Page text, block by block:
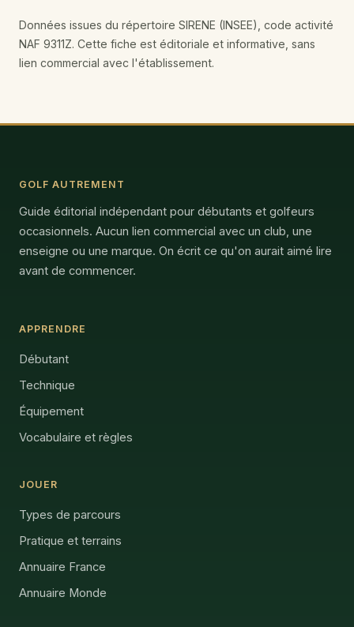
Données issues du répertoire SIRENE (INSEE), code activité
NAF 9311Z. Cette fiche est éditoriale et informative, sans
lien commercial avec l'établissement.
GOLF AUTREMENT
Guide éditorial indépendant pour débutants et golfeurs
occasionnels. Aucun lien commercial avec un club, une
enseigne ou une marque. On écrit ce qu'on aurait aimé lire
avant de commencer.
APPRENDRE
Débutant
Technique
Équipement
Vocabulaire et règles
JOUER
Types de parcours
Pratique et terrains
Annuaire France
Annuaire Monde